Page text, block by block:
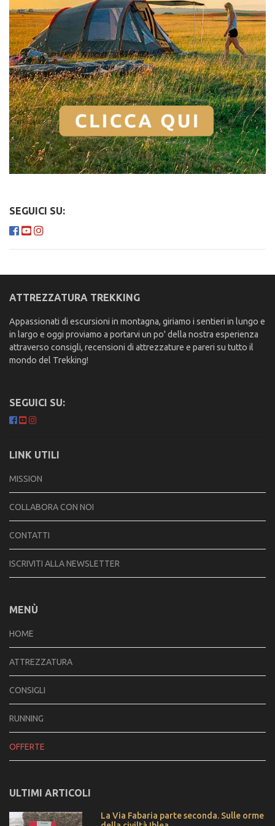
SEGUICI SU:
ATTREZZATURA TREKKING
Appassionati di escursioni in montagna, giriamo i sentieri in lungo e
in largo e oggi proviamo a portarvi un po' della nostra esperienza
attraverso consigli, recensioni di attrezzature e pareri su tutto il
mondo del Trekking!
SEGUICI SU:
LINK UTILI
MISSION
COLLABORA CON NOI
CONTATTI
ISCRIVITI ALLA NEWSLETTER
MENÙ
HOME
ATTREZZATURA
CONSIGLI
RUNNING
OFFERTE
ULTIMI ARTICOLI
La Via Fabaria parte seconda. Sulle orme